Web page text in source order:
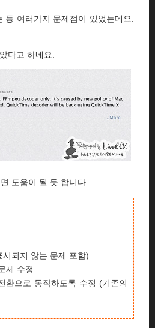
여러가지 문제점이 있었는데요.
다고 하네요.
도움이 될 듯 합니다.
되지 않는 문제 포함)
제 수정
으로 동작하도록 수정 (기존의